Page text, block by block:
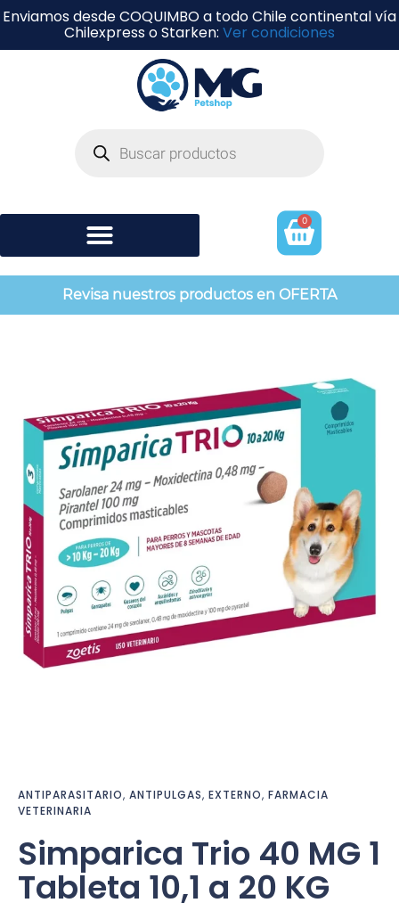
Enviamos desde COQUIMBO a todo Chile continental vía
Chilexpress o Starken: Ver condiciones
0
Revisa nuestros productos en OFERTA
ANTIPARASITARIO, ANTIPULGAS, EXTERNO, FARMACIA
VETERINARIA
Simparica Trio 40 MG 1
Tableta 10,1 a 20 KG